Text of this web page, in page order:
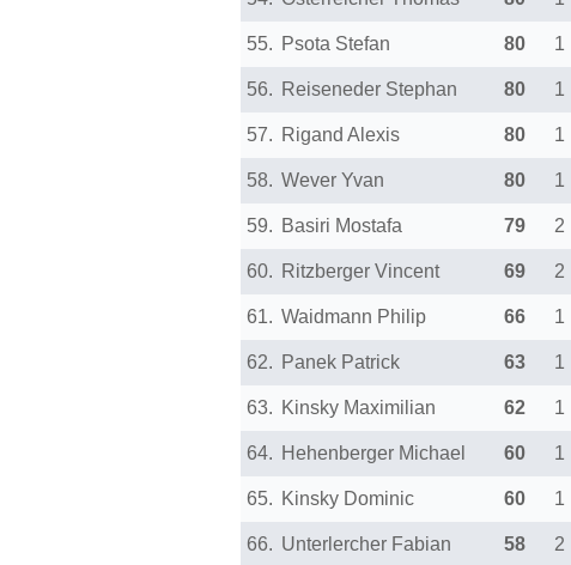
55. Psota Stefan 80 1
56. Reiseneder Stephan 80 1
57. Rigand Alexis 80 1
58. Wever Yvan 80 1
59. Basiri Mostafa 79 2
60. Ritzberger Vincent 69 2
61. Waidmann Philip 66 1
62. Panek Patrick 63 1
63. Kinsky Maximilian 62 1
64. Hehenberger Michael 60 1
65. Kinsky Dominic 60 1
66. Unterlercher Fabian 58 2